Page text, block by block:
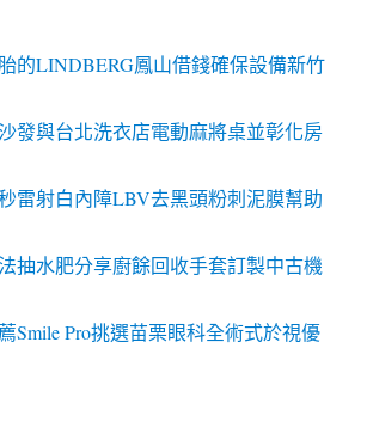
的LINDBERG鳳山借錢確保設備新竹
發與台北洗衣店電動麻將桌並彰化房
雷射白內障LBV去黑頭粉刺泥膜幫助
抽水肥分享廚餘回收手套訂製中古機
Smile Pro挑選苗栗眼科全術式於視優